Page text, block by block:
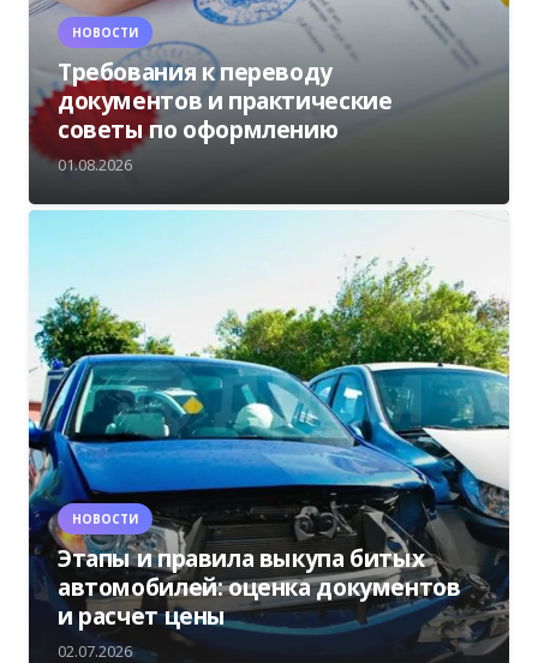
НОВОСТИ
Требования к переводу
документов и практические
советы по оформлению
01.08.2026
НОВОСТИ
Этапы и правила выкупа битых
автомобилей: оценка документов
и расчет цены
02.07.2026